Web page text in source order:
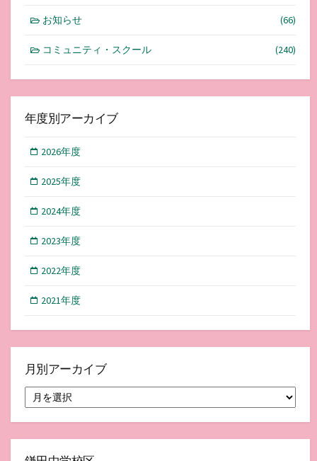
お知らせ (66)
コミュニティ・スクール (240)
年度別アーカイブ
2026年度
2025年度
2024年度
2023年度
2022年度
2021年度
月別アーカイブ
別
ア